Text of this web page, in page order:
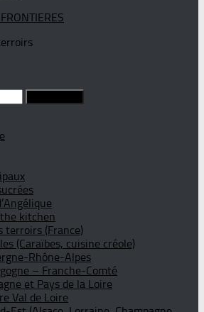
kitchen
terroirs (France)
(Caraïbes, cuisine créole)
Rhône-Alpes
– Franche-Comté
et Pays de la Loire
Val de Loire